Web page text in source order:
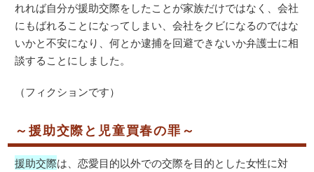
れれば自分が援助交際をしたことが家族だけではなく、会社
にもばれることになってしまい、会社をクビになるのではな
いかと不安になり、何とか逮捕を回避できないか弁護士に相
談することにしました。
（フィクションです）
～援助交際と児童買春の罪～
援助交際は、恋愛目的以外での交際を目的とした女性に対